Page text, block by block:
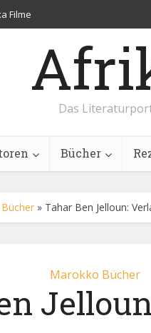
Filme
Das
Bücher
» Tahar Ben Jelloun:
Marokko Bücher